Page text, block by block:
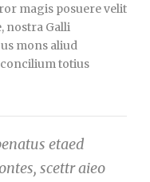
magis posuere velit
nostra Galli
mons aliud
totius
etaed
scettr aieo